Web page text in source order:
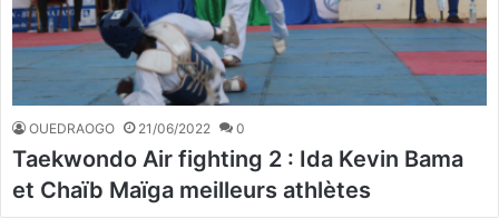
OUEDRAOGO 21/06/2022 0
Taekwondo Air fighting 2 : Ida Kevin Bama
et Chaïb Maïga meilleurs athlètes